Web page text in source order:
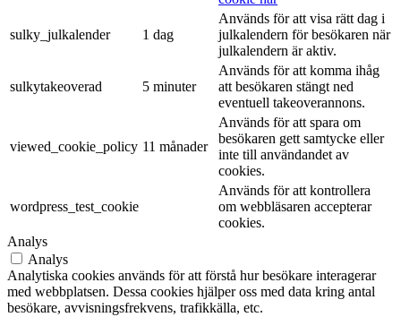
sulky_julkalender 1 dag
Används för att visa rätt dag i
julkalendern för besökaren när
julkalendern är aktiv.
sulkytakeoverad 5 minuter
Används för att komma ihåg
att besökaren stängt ned
eventuell takeoverannons.
viewed_cookie_policy 11 månader
Används för att spara om
besökaren gett samtycke eller
inte till användandet av
cookies.
wordpress_test_cookie
Används för att kontrollera
om webbläsaren accepterar
cookies.
Analys
Analys
Analytiska cookies används för att förstå hur besökare interagerar
med webbplatsen. Dessa cookies hjälper oss med data kring antal
besökare, avvisningsfrekvens, trafikkälla, etc.